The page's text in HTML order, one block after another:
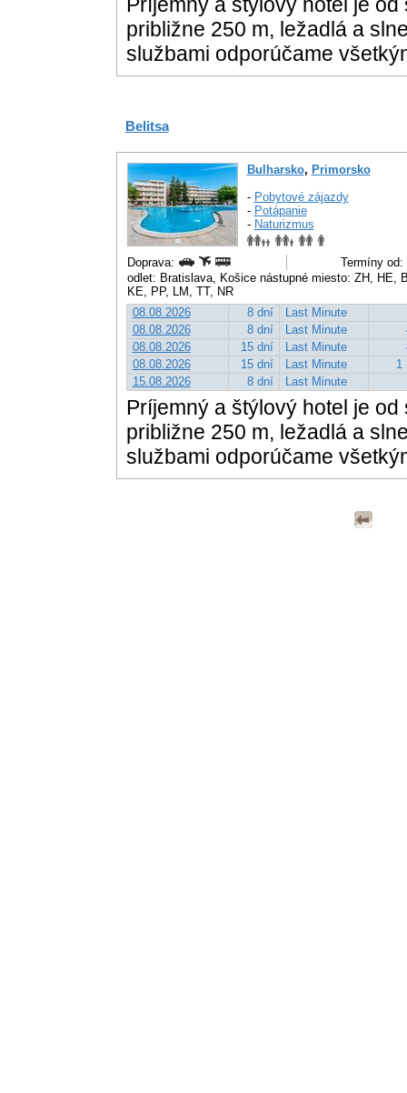
približne 250 m, ležadlá a
službami odporúčame
Belitsa
Bulharsko, Primorsko
- Pobytové zájazdy
- Potápanie
- Naturizmus
Doprava:
Termíny od:
odlet: Bratislava, Košice nástupné miesto: ZH,
KE, PP, LM, TT, NR
08.08.2026
8 dní
Last Minute
08.08.2026
8 dní Last Minute
08.08.2026
15 dní Last Minute
08.08.2026
15 dní Last Minute
1
15.08.2026
8 dní Last Minute
Príjemný a štýlový hotel je
približne 250 m, ležadlá a
službami odporúčame